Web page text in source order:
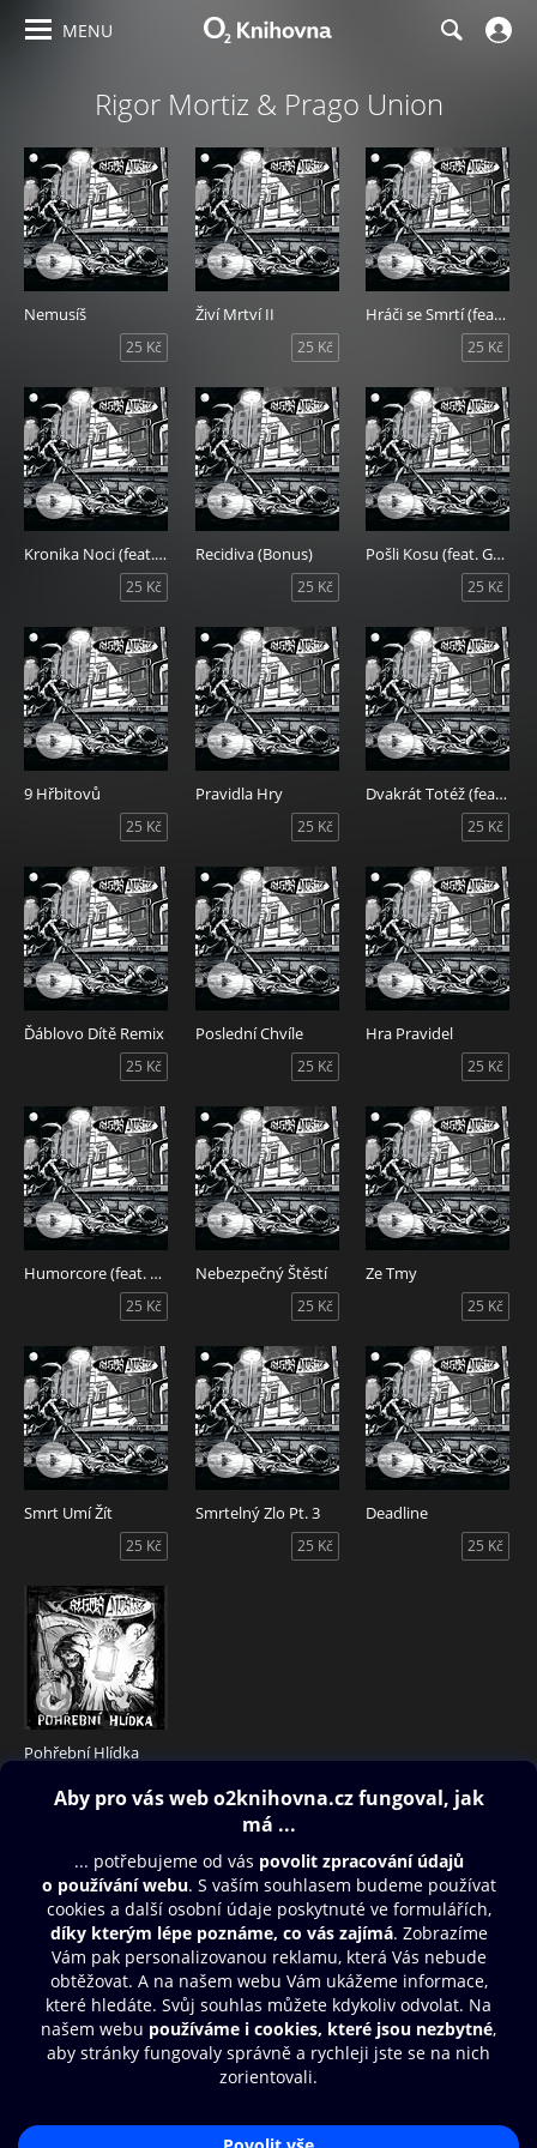
MENU
Rigor Mortiz & Prago Union
Nemusíš
25 Kč
Živí Mrtví II
25 Kč
Hráči se Smrtí (feat. Filip Konvalinka)
25 Kč
Kronika Noci (feat. Tonya Graves)
25 Kč
Recidiva (Bonus)
25 Kč
Pošli Kosu (feat. Gambrz Reprs)
25 Kč
9 Hřbitovů
25 Kč
Pravidla Hry
25 Kč
Dvakrát Totéž (feat. Prago Union)
25 Kč
Ďáblovo Dítě Remix
25 Kč
Poslední Chvíle
25 Kč
Hra Pravidel
25 Kč
Humorcore (feat. Řezník)
25 Kč
Nebezpečný Štěstí
25 Kč
Ze Tmy
25 Kč
Smrt Umí Žít
25 Kč
Smrtelný Zlo Pt. 3
25 Kč
Deadline
25 Kč
Pohřební Hlídka
25 Kč
Obsah ke stažení
Moje O2 Knihovna
Další zábava
© O2 Czech Republic a.s.
Přístupnost